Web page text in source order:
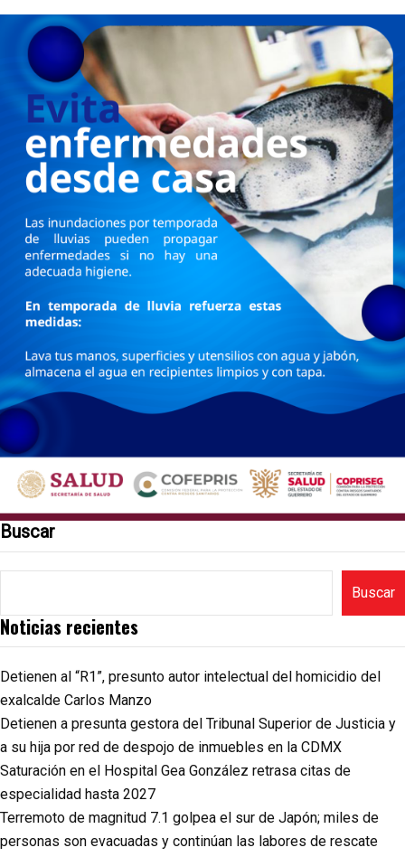
Buscar
Buscar
Noticias recientes
Detienen al “R1”, presunto autor intelectual del homicidio del
exalcalde Carlos Manzo
Detienen a presunta gestora del Tribunal Superior de Justicia y
a su hija por red de despojo de inmuebles en la CDMX
Saturación en el Hospital Gea González retrasa citas de
especialidad hasta 2027
Terremoto de magnitud 7.1 golpea el sur de Japón; miles de
personas son evacuadas y continúan las labores de rescate